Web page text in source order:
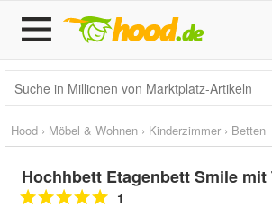
Hood › Möbel & Wohnen › Kinderzimmer › Betten
Hochhbett Etagenbett Smile mit
1